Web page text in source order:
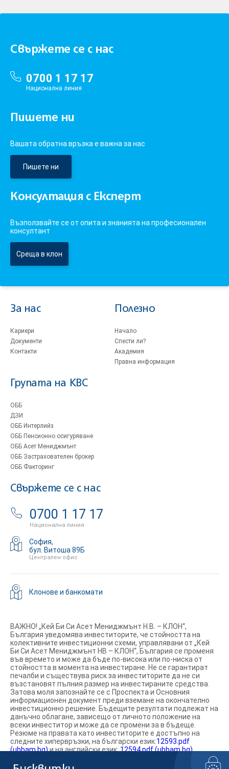
Свържете се с нас
0700 1 17 17
Национална линия
Пишете ни
Вашата обратна връзка е важна за нас
Пишете ни
Консултация с Експерт
Възползвайте се от опита и знанията на професионален
консултант
Среща в клон
За нас
Кариери
Документи
Контакти
Полезно
Начало
Спести ли?
Академия
Правна информация
Групата на KBC
ОББ
ДЗИ
ОББ Интерлийз
ОББ Пенсионно осигуряване
ОББ Асет Мениджмънт
ОББ Застрахователен брокер
ОББ Факторинг
Свържете се с нас
0700 1 17 17
Национална линия
София,
бул. Витоша 89Б
Централен офис
Клонове и банкомати
ВАЖНО! „Кей Би Си Асет Мениджмънт Н.В. – КЛОН“,
България уведомява инвеститорите, че стойността на
колективните инвестиционни схеми, управлявани от „Кей
Би Си Асет Мениджмънт НВ – КЛОН“, България се променя
във времето и може да бъде по-висока или по-ниска от
стойността в момента на инвестиране. Не се гарантират
печалби и съществува риск за инвеститорите да не си
възстановят пълния размер на инвестираните средства.
Затова моля запознайте се с Проспекта и Основния
информационен документ преди вземане на окончателно
инвестиционно решение. Бъдещите резултати подлежат на
данъчно облагане, зависещо от личното положение на
всеки инвеститор и може да се промени за в бъдеще.
Резюме на правата като инвеститорите е достъпно на
следните хипервръзки, на български език:12593.pdf
(ubbam.bg)и на английски език:12594.pdf (ubbam.bg).
Белгия може да вземе решение да прекрати предлагането